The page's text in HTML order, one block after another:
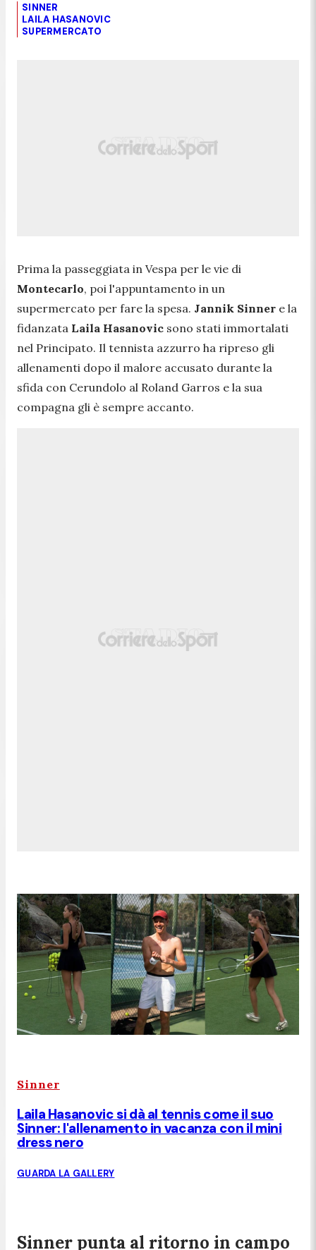
SINNER
LAILA HASANOVIC
SUPERMERCATO
Prima la passeggiata in Vespa per le vie di
Montecarlo, poi l'appuntamento in un
supermercato per fare la spesa. Jannik Sinner e la
fidanzata Laila Hasanovic sono stati immortalati
nel Principato. Il tennista azzurro ha ripreso gli
allenamenti dopo il malore accusato durante la
sfida con Cerundolo al Roland Garros e la sua
compagna gli è sempre accanto.
Sinner
Laila Hasanovic si dà al tennis come il suo
Sinner: l'allenamento in vacanza con il mini
dress nero
GUARDA LA GALLERY
Sinner punta al ritorno in campo